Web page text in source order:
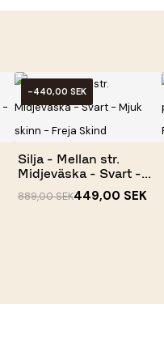
-440,00 SEK
Silja - Mellan str.
Midjeväska - Svart -
889,00 SEK449,00 SEK